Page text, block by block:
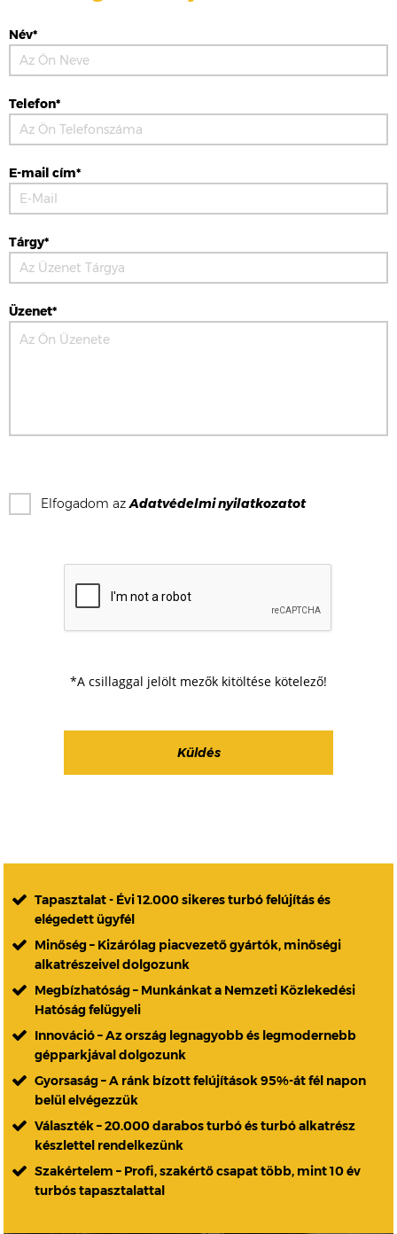
Név*
Telefon*
E-mail cím*
Tárgy*
Üzenet*
Elfogadom azAdatvédelmi nyilatkozatot
*A csillaggal jelölt mezők kitöltése kötelező!
Tapasztalat - Évi 12.000 sikeres turbó felújítás és
elégedett ügyfél
Minőség – Kizárólag piacvezető gyártók, minőségi
alkatrészeivel dolgozunk
Megbízhatóság – Munkánkat a Nemzeti Közlekedési
Hatóság felügyeli
Innováció – Az ország legnagyobb és legmodernebb
gépparkjával dolgozunk
Gyorsaság – A ránk bízott felújítások 95%-át fél napon
belül elvégezzük
Választék – 20.000 darabos turbó és turbó alkatrész
készlettel rendelkezünk
Szakértelem – Profi, szakértő csapat több, mint 10 év
turbós tapasztalattal